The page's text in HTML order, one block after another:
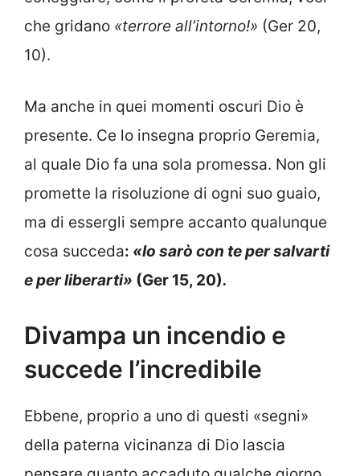
che gridano «terrore all’intorno!» (Ger 20,
10).
Ma anche in quei momenti oscuri Dio è
presente. Ce lo insegna proprio Geremia,
al quale Dio fa una sola promessa. Non gli
promette la risoluzione di ogni suo guaio,
ma di essergli sempre accanto qualunque
cosa succeda: «Io sarò con te per salvarti
e per liberarti» (Ger 15, 20).
Divampa un incendio e
succede l’incredibile
Ebbene, proprio a uno di questi «segni»
della paterna vicinanza di Dio lascia